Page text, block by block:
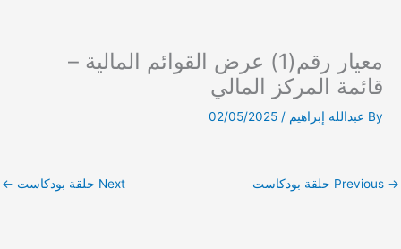
content
معيار رقم(1) عرض القوائم المالية –
قائمة المركز المالي
By عبدالله إبراهيم /
02/05/2025
→ Next حلقة بودكاست ←